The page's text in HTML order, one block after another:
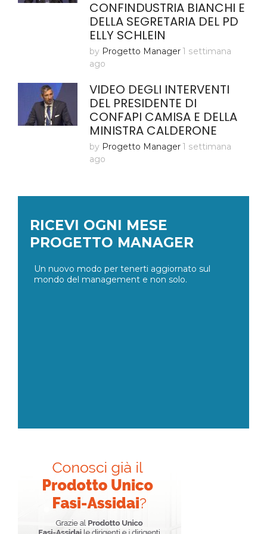
CONFINDUSTRIA BIANCHI E
DELLA SEGRETARIA DEL PD
ELLY SCHLEIN
by Progetto Manager 1 settimana
ago
VIDEO DEGLI INTERVENTI
DEL PRESIDENTE DI
CONFAPI CAMISA E DELLA
MINISTRA CALDERONE
by Progetto Manager 1 settimana
ago
RICEVI OGNI MESE
PROGETTO MANAGER
Un nuovo modo per tenerti aggiornato sul
mondo del management e non solo.